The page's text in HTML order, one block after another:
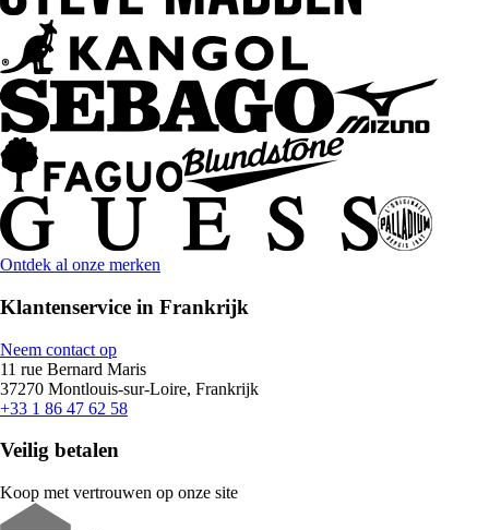
Ontdek al onze merken
Klantenservice in Frankrijk
Neem contact op
11 rue Bernard Maris
37270 Montlouis-sur-Loire, Frankrijk
+33 1 86 47 62 58
Veilig betalen
Koop met vertrouwen op onze site